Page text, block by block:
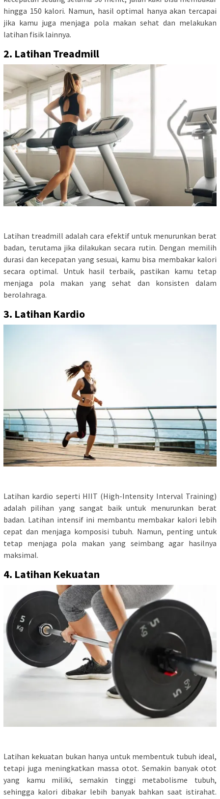
hingga 150 kalori. Namun, hasil optimal hanya akan tercapai
jika kamu juga menjaga pola makan sehat dan melakukan
latihan fisik lainnya.
2. Latihan Treadmill
Latihan treadmill adalah cara efektif untuk menurunkan berat
badan, terutama jika dilakukan secara rutin. Dengan memilih
durasi dan kecepatan yang sesuai, kamu bisa membakar kalori
secara optimal. Untuk hasil terbaik, pastikan kamu tetap
menjaga pola makan yang sehat dan konsisten dalam
berolahraga.
3. Latihan Kardio
Latihan kardio seperti HIIT (High-Intensity Interval Training)
adalah pilihan yang sangat baik untuk menurunkan berat
badan. Latihan intensif ini membantu membakar kalori lebih
cepat dan menjaga komposisi tubuh. Namun, penting untuk
tetap menjaga pola makan yang seimbang agar hasilnya
maksimal.
4. Latihan Kekuatan
Latihan kekuatan bukan hanya untuk membentuk tubuh ideal,
tetapi juga meningkatkan massa otot. Semakin banyak otot
yang kamu miliki, semakin tinggi metabolisme tubuh,
sehingga kalori dibakar lebih banyak bahkan saat istirahat.